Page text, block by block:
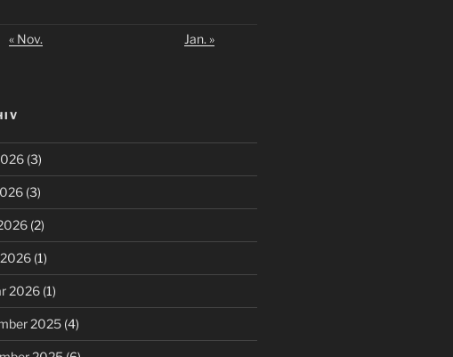
« Nov.
Jan. »
(3)
(3)
(2)
(1)
2026(1)
2025(4)